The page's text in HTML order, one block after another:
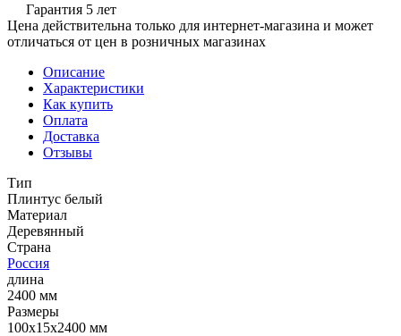
Гарантия 5 лет
Цена действительна только для интернет-магазина и может
отличаться от цен в розничных магазинах
Описание
Характеристики
Как купить
Оплата
Доставка
Отзывы
Тип
Плинтус белый
Материал
Деревянный
Страна
Россия
длина
2400 мм
Размеры
100х15х2400 мм